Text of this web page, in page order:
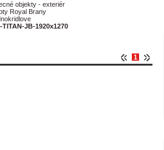
objekty - exteriér
Royal Brany
TITAN-JB-1920x1270
1